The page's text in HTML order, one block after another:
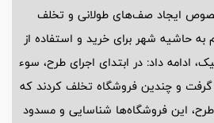
ایجاد صف‌های طولانی و تخلف
به حاشیه شهر برای خرید و استفاده از
ادامه داد: در ابتدای اجرای طرح، سوء
و چندین فروشگاه تخلف کردند که
این فروشگاه‌ها شناسایی و مسدود